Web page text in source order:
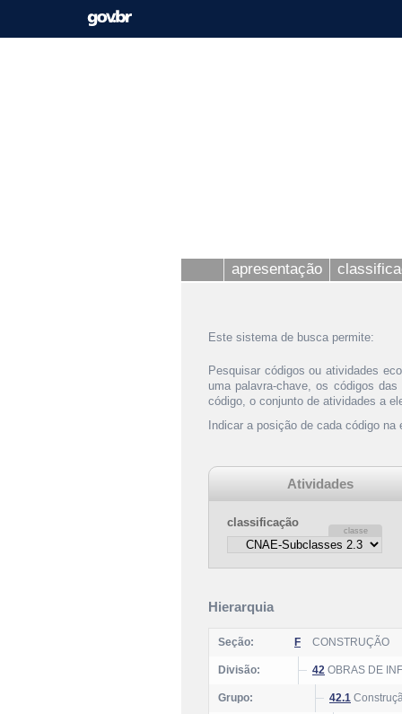
apresentação
Este sistema de busca permite:
Pesquisar códigos ou atividades
uma palavra-chave, os códigos
código, o conjunto de atividades a
Indicar a posição de cada código
Atividades
classificação
Hierarquia
Seção: F CONSTRUÇÃO
Divisão: 42 OBRAS DE
Grupo: 42.1